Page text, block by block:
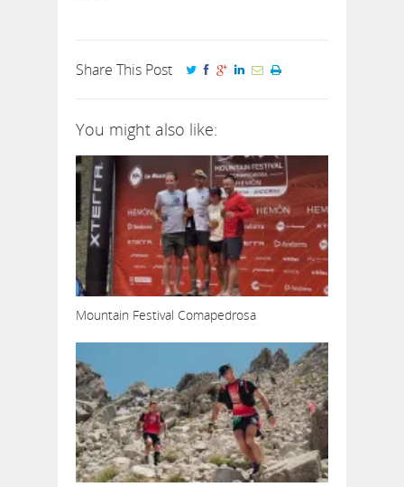
Share This Post
You might also like:
Mountain Festival Comapedrosa